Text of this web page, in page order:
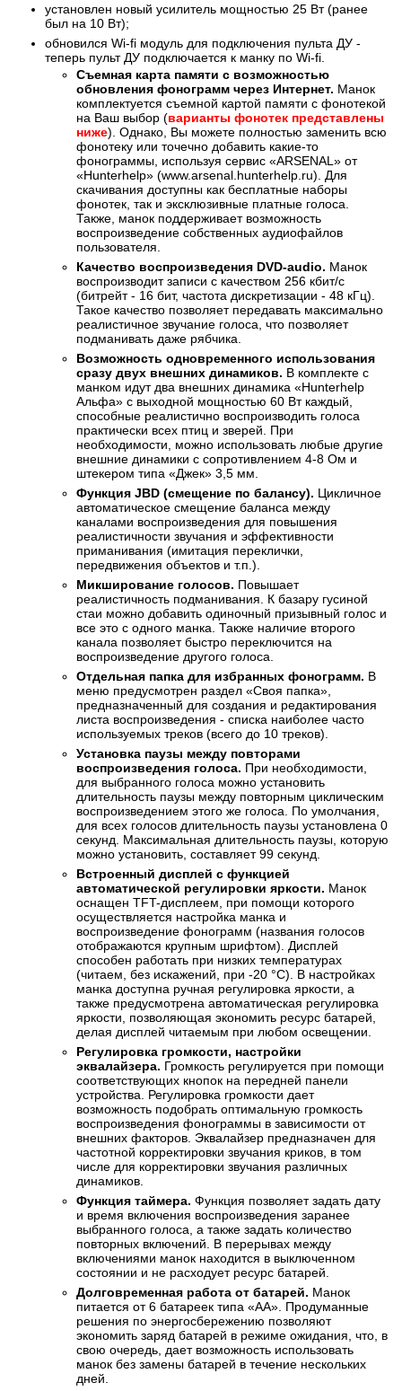
установлен новый усилитель мощностью 25 Вт (ранее
был на 10 Вт);
обновился Wi-fi модуль для подключения пульта ДУ -
теперь пульт ДУ подключается к манку по Wi-fi.
Съемная карта памяти с возможностью
обновления фонограмм через Интернет. Манок
комплектуется съемной картой памяти с фонотекой
на Ваш выбор (варианты фонотек представлены
ниже). Однако, Вы можете полностью заменить всю
фонотеку или точечно добавить какие-то
фонограммы, используя сервис «АRSENAL» от
«Hunterhelp» (www.arsenal.hunterhelp.ru). Для
скачивания доступны как бесплатные наборы
фонотек, так и эксклюзивные платные голоса.
Также, манок поддерживает возможность
воспроизведение собственных аудиофайлов
пользователя.
Качество воспроизведения DVD-audio. Манок
воспроизводит записи с качеством 256 кбит/с
(битрейт - 16 бит, частота дискретизации - 48 кГц).
Такое качество позволяет передавать максимально
реалистичное звучание голоса, что позволяет
подманивать даже рябчика.
Возможность одновременного использования
сразу двух внешних динамиков. В комплекте с
манком идут два внешних динамика «Hunterhelp
Альфа» с выходной мощностью 60 Вт каждый,
способные реалистично воспроизводить голоса
практически всех птиц и зверей. При
необходимости, можно использовать любые другие
внешние динамики с сопротивлением 4-8 Ом и
штекером типа «Джек» 3,5 мм.
Функция JBD (смещение по балансу). Цикличное
автоматическое смещение баланса между
каналами воспроизведения для повышения
реалистичности звучания и эффективности
приманивания (имитация переклички,
передвижения объектов и т.п.).
Микширование голосов. Повышает
реалистичность подманивания. К базару гусиной
стаи можно добавить одиночный призывный голос и
все это с одного манка. Также наличие второго
канала позволяет быстро переключится на
воспроизведение другого голоса.
Отдельная папка для избранных фонограмм. В
меню предусмотрен раздел «Своя папка»,
предназначенный для создания и редактирования
листа воспроизведения - списка наиболее часто
используемых треков (всего до 10 треков).
Установка паузы между повторами
воспроизведения голоса. При необходимости,
для выбранного голоса можно установить
длительность паузы между повторным циклическим
воспроизведением этого же голоса. По умолчания,
для всех голосов длительность паузы установлена 0
секунд. Максимальная длительность паузы, которую
можно установить, составляет 99 секунд.
Встроенный дисплей с функцией
автоматической регулировки яркости. Манок
оснащен TFT-дисплеем, при помощи которого
осуществляется настройка манка и
воспроизведение фонограмм (названия голосов
отображаются крупным шрифтом). Дисплей
способен работать при низких температурах
(читаем, без искажений, при -20 °С). В настройках
манка доступна ручная регулировка яркости, а
также предусмотрена автоматическая регулировка
яркости, позволяющая экономить ресурс батарей,
делая дисплей читаемым при любом освещении.
Регулировка громкости, настройки
эквалайзера. Громкость регулируется при помощи
соответствующих кнопок на передней панели
устройства. Регулировка громкости дает
возможность подобрать оптимальную громкость
воспроизведения фонограммы в зависимости от
внешних факторов. Эквалайзер предназначен для
частотной корректировки звучания криков, в том
числе для корректировки звучания различных
динамиков.
Функция таймера. Функция позволяет задать дату
и время включения воспроизведения заранее
выбранного голоса, а также задать количество
повторных включений. В перерывах между
включениями манок находится в выключенном
состоянии и не расходует ресурс батарей.
Долговременная работа от батарей. Манок
питается от 6 батареек типа «АА». Продуманные
решения по энергосбережению позволяют
экономить заряд батарей в режиме ожидания, что, в
свою очередь, дает возможность использовать
манок без замены батарей в течение нескольких
дней.